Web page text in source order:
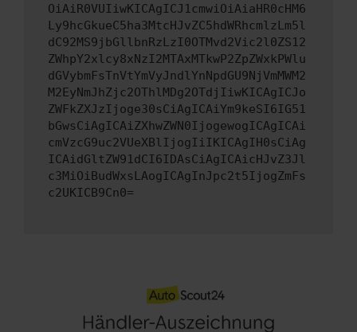
OiAiR0VUIiwKICAgICJ1cmwiOiAiaHR0cHM6
Ly9hcGkueC5ha3MtcHJvZC5hdWRhcmlzLm5l
dC92MS9jbGllbnRzLzI0OTMvd2Vic2l0ZS12
ZWhpY2xlcy8xNzI2MTAxMTkwP2ZpZWxkPWlu
dGVybmFsTnVtYmVyJndlYnNpdGU9NjVmMWM2
M2EyNmJhZjc2OThlMDg2OTdjIiwKICAgICJo
ZWFkZXJzIjoge30sCiAgICAiYm9keSI6IG51
bGwsCiAgICAiZXhwZWN0IjogewogICAgICAi
cmVzcG9uc2VUeXBlIjogIiIKICAgIH0sCiAg
ICAidGltZW91dCI6IDAsCiAgICAicHJvZ3Jl
c3MiOiBudWxsLAogICAgInJpc2t5IjogZmFs
c2UKICB9Cn0=